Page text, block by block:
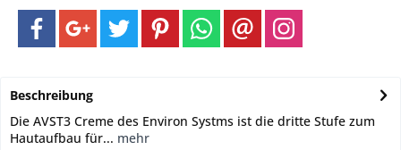
Beschreibung
Die AVST3 Creme des Environ Systms ist die dritte Stufe zum
Hautaufbau für... mehr